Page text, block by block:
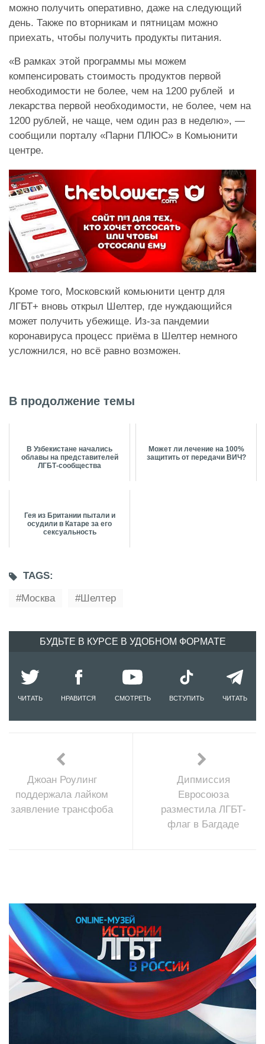
можно получить оперативно, даже на следующий
день. Также по вторникам и пятницам можно
приехать, чтобы получить продукты питания.
«В рамках этой программы мы можем
компенсировать стоимость продуктов первой
необходимости не более, чем на 1200 рублей и
лекарства первой необходимости, не более, чем на
1200 рублей, не чаще, чем один раз в неделю», —
сообщили порталу «Парни ПЛЮС» в Комьюнити
центре.
Кроме того, Московский комьюнити центр для
ЛГБТ+ вновь открыл Шелтер, где нуждающийся
может получить убежище. Из-за пандемии
коронавируса процесс приёма в Шелтер немного
усложнился, но всё равно возможен.
В продолжение темы
В Узбекистане начались
облавы на представителей
ЛГБТ-сообщества
Может ли лечение на 100%
защитить от передачи ВИЧ?
Гея из Британии пытали и
осудили в Катаре за его
сексуальность
TAGS:
Москва
Шелтер
БУДЬТЕ В КУРСЕ В УДОБНОМ ФОРМАТЕ
ЧИТАТЬ НРАВИТСЯ СМОТРЕТЬ ВСТУПИТЬ ЧИТАТЬ
Джоан Роулинг
поддержала лайком
заявление трансфоба
Дипмиссия
Евросоюза
разместила ЛГБТ-
флаг в Багдаде